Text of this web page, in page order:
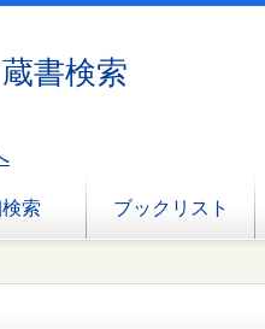
書検索
索 ブックリスト